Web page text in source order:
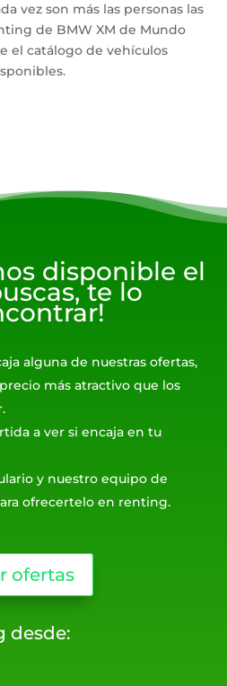
vez son más las personas las
de BMW XM de Mundo
el catálogo de vehículos
disponible el
te lo
alguna de nuestras ofertas,
más atractivo que los
a ver si encaja en tu
y nuestro equipo de
ofrecertelo en renting.
ofertas
desde: